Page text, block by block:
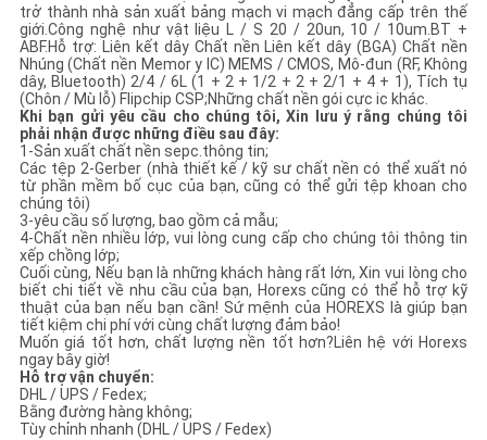
trở thành nhà sản xuất bảng mạch vi mạch đẳng cấp trên thế
giới.Công nghệ như vật liệu L / S 20 / 20un, 10 / 10um.BT +
ABF.Hỗ trợ: Liên kết dây Chất nền Liên kết dây (BGA) Chất nền
Nhúng (Chất nền Memor y IC) MEMS / CMOS, Mô-đun (RF, Không
dây, Bluetooth) 2/4 / 6L (1 + 2 + 1/2 + 2 + 2/1 + 4 + 1), Tích tụ
(Chôn / Mù lỗ) Flipchip CSP;Những chất nền gói cực ic khác.
Khi bạn gửi yêu cầu cho chúng tôi, Xin lưu ý rằng chúng tôi
phải nhận được những điều sau đây:
1-Sản xuất chất nền sepc.thông tin;
Các tệp 2-Gerber (nhà thiết kế / kỹ sư chất nền có thể xuất nó
từ phần mềm bố cục của bạn, cũng có thể gửi tệp khoan cho
chúng tôi)
3-yêu cầu số lượng, bao gồm cả mẫu;
4-Chất nền nhiều lớp, vui lòng cung cấp cho chúng tôi thông tin
xếp chồng lớp;
Cuối cùng, Nếu bạn là những khách hàng rất lớn, Xin vui lòng cho
biết chi tiết về nhu cầu của bạn, Horexs cũng có thể hỗ trợ kỹ
thuật của bạn nếu bạn cần! Sứ mệnh của HOREXS là giúp bạn
tiết kiệm chi phí với cùng chất lượng đảm bảo!
Muốn giá tốt hơn, chất lượng nền tốt hơn?Liên hệ với Horexs
ngay bây giờ!
Hỗ trợ vận chuyển:
DHL / UPS / Fedex;
Bằng đường hàng không;
Tùy chỉnh nhanh (DHL / UPS / Fedex)